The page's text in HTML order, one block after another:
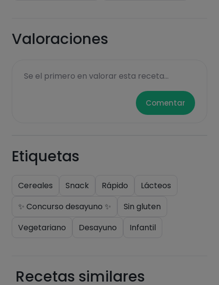
Valoraciones
Se el primero en valorar esta receta...
Comentar
Etiquetas
Cereales Snack Rápido
Lácteos
✨ Concurso desayuno ✨
Sin gluten
Vegetariano
Desayuno Infantil
Recetas similares